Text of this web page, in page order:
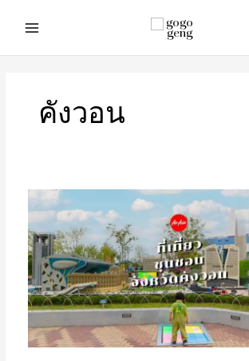
คังวอน
รีวิว
ที่
เที่ยว
ชุน
ชอน
จัง
หวัด
วอน